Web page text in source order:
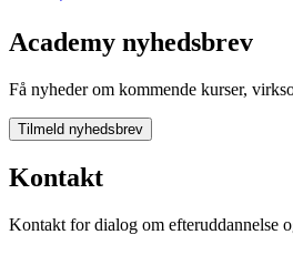
Academy nyhedsbrev
Få nyheder om kommende kurser,
Tilmeld nyhedsbrev
Kontakt
Kontakt for dialog om efteruddannelse